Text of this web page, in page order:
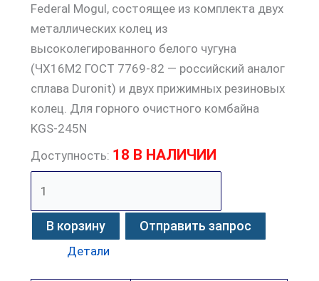
Federal Mogul, состоящее из комплекта двух
металлических колец из
высоколегированного белого чугуна
(ЧХ16М2 ГОСТ 7769-82 — российский аналог
сплава Duronit) и двух прижимных резиновых
колец. Для горного очистного комбайна
KGS-245N
Доступность: 18 В НАЛИЧИИ
В корзину Отправить запрос
Детали